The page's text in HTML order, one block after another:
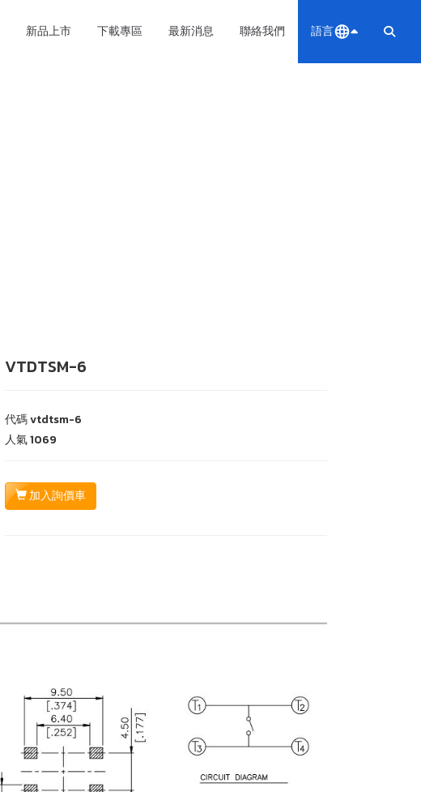
新品上市 下載專區 最新消息 聯絡我們 語言
VTDTSM-6
代碼vtdtsm-6
人氣1069
加入詢價車